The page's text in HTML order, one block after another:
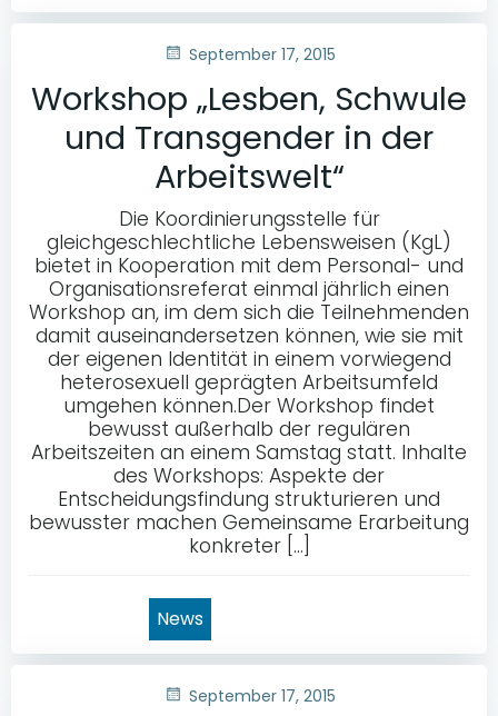
September 17, 2015
Workshop „Lesben, Schwule
und Transgender in der
Arbeitswelt“
Die Koordinierungsstelle für
gleichgeschlechtliche Lebensweisen (KgL)
bietet in Kooperation mit dem Personal- und
Organisationsreferat einmal jährlich einen
Workshop an, im dem sich die Teilnehmenden
damit auseinandersetzen können, wie sie mit
der eigenen Identität in einem vorwiegend
heterosexuell geprägten Arbeitsumfeld
umgehen können.Der Workshop findet
bewusst außerhalb der regulären
Arbeitszeiten an einem Samstag statt. Inhalte
des Workshops: Aspekte der
Entscheidungsfindung strukturieren und
bewusster machen Gemeinsame Erarbeitung
konkreter […]
News
September 17, 2015